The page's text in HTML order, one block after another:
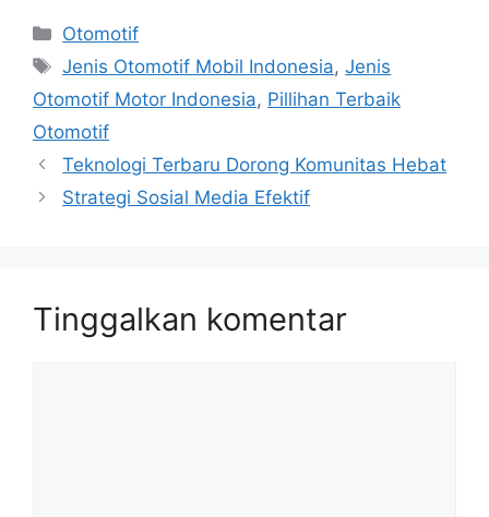
Kategori
Otomotif
Tag
Jenis Otomotif Mobil Indonesia,Jenis
Otomotif Motor Indonesia, Pillihan Terbaik
Otomotif
Teknologi Terbaru Dorong Komunitas Hebat
Strategi Sosial Media Efektif
Tinggalkan komentar